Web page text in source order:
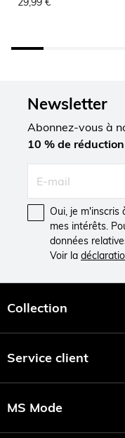
Newsletter
Abonnez-vous à
10 % de
Oui, je m'inscris
mes intérêts.
données
Voir la
Collection
Service client
MS Mode